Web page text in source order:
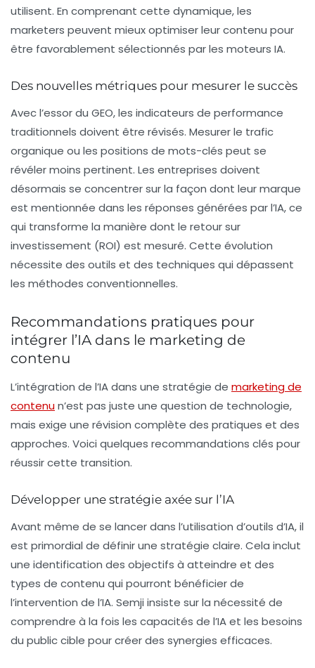
utilisent. En comprenant cette dynamique, les
marketers peuvent mieux optimiser leur contenu pour
être favorablement sélectionnés par les moteurs IA.
Des nouvelles métriques pour mesurer le succès
Avec l’essor du GEO, les indicateurs de performance
traditionnels doivent être révisés. Mesurer le trafic
organique ou les positions de mots-clés peut se
révéler moins pertinent. Les entreprises doivent
désormais se concentrer sur la façon dont leur marque
est mentionnée dans les réponses générées par l’IA, ce
qui transforme la manière dont le retour sur
investissement (ROI) est mesuré. Cette évolution
nécessite des outils et des techniques qui dépassent
les méthodes conventionnelles.
Recommandations pratiques pour
intégrer l’IA dans le marketing de
contenu
L’intégration de l’IA dans une stratégie de marketing de
contenun’est pas juste une question de technologie,
mais exige une révision complète des pratiques et des
approches. Voici quelques recommandations clés pour
réussir cette transition.
Développer une stratégie axée sur l’IA
Avant même de se lancer dans l’utilisation d’outils d’IA, il
est primordial de définir une stratégie claire. Cela inclut
une identification des objectifs à atteindre et des
types de contenu qui pourront bénéficier de
l’intervention de l’IA. Semji insiste sur la nécessité de
comprendre à la fois les capacités de l’IA et les besoins
du public cible pour créer des synergies efficaces.